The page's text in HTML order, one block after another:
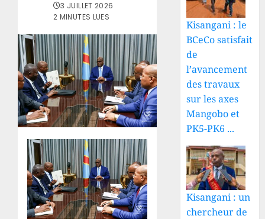
3 JUILLET 2026
2 MINUTES LUES
Kisangani : le
BCeCo satisfait
de
l’avancement
des travaux
sur les axes
Mangobo et
PK5-PK6 ...
Kisangani : un
chercheur de